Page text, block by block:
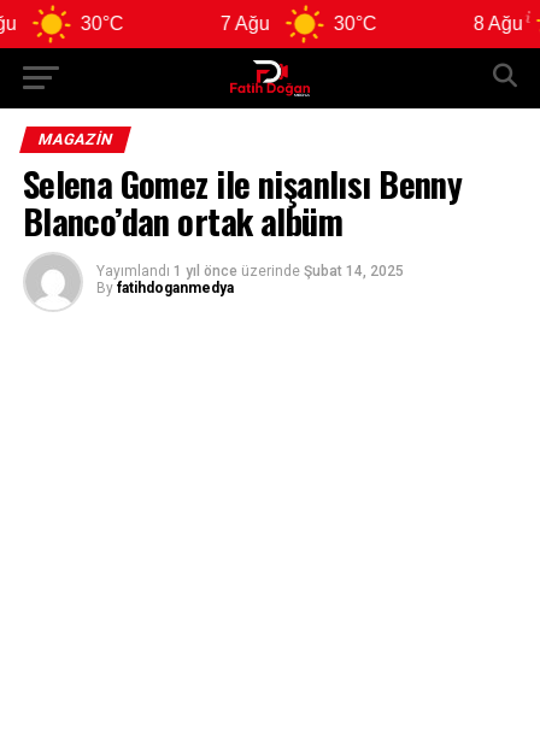
30°C 7 Ağu 30°C 8 Ağu
MAGAZIN
Selena Gomez ile nişanlısı Benny
Blanco’dan ortak albüm
Yayımlandı 1 yıl önce üzerinde Şubat 14, 2025
By fatihdoganmedya